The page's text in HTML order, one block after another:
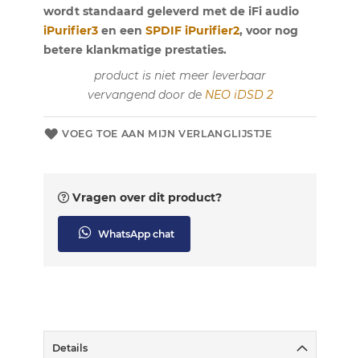
wordt standaard geleverd met de iFi audio
iPurifier3 en een SPDIF iPurifier2, voor nog
betere klankmatige prestaties.
product is niet meer leverbaar
vervangend door de NEO iDSD 2
VOEG TOE AAN MIJN VERLANGLIJSTJE
Vragen over dit product?
WhatsApp chat
Details